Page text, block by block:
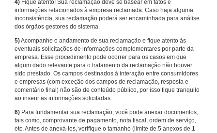
4) Fique atento! Sua reclamação deve se basear em fatos e
informações relacionados à empresa reclamada. Caso haja alguma
inconsistência, sua reclamação poderá ser encaminhada para análise
dos órgãos gestores do sistema.
5)Acompanhe o andamento de sua reclamação e fique atento às
eventuais solicitações de informações complementares por parte da
empresa. Esse procedimento pode ocorrer para os casos em que
algum dado relevante para o tratamento da reclamação não houver
sido prestado. Os campos destinados à interação entre consumidores
e empresas (com exceção dos campos de reclamação, resposta e
comentário final) não são de conteúdo público, por isso fique tranquilo
ao inserir as informações solicitadas.
6) Para fundamentar sua reclamação, você pode anexar documentos,
tais como, comprovante de pagamento, nota fiscal, ordem de serviço,
etc. Antes de anexá-los, verifique o tamanho (limite de 5 anexos de 1